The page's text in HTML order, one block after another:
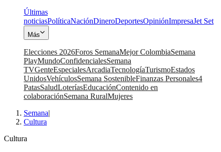
Últimas
noticiasPolíticaNaciónDineroDeportesOpiniónImpresaJet Set
Más
Elecciones 2026Foros SemanaMejor ColombiaSemana
PlayMundoConfidencialesSemana
TVGenteEspecialesArcadiaTecnologíaTurismoEstados
UnidosVehículosSemana SostenibleFinanzas Personales4
PatasSaludLoteríasEducaciónContenido en
colaboraciónSemana RuralMujeres
Semana|
Cultura
Cultura